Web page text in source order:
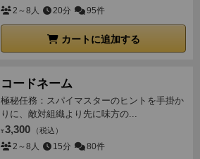
2～8人 20分 95件
カートに追加する
コードネーム
極秘任務：スパイマスターのヒントを手掛か
りに、敵対組織より先に味方の...
¥ 3,300 （税込）
2～8人 15分 80件